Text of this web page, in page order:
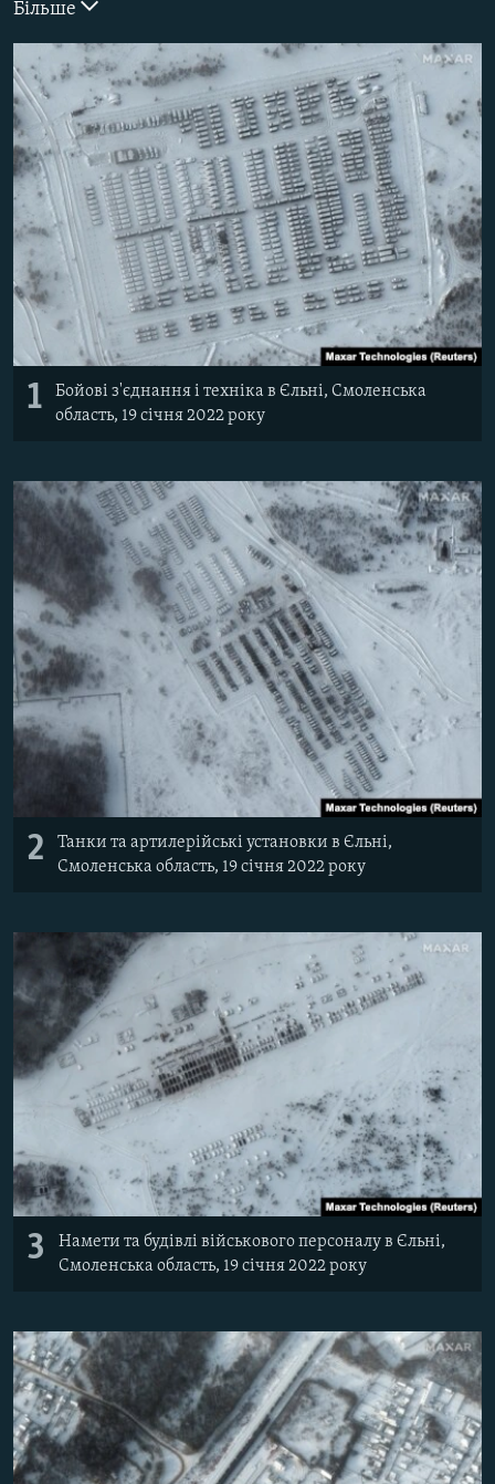
СВІДЧЕННЯ ОКУПАЦІЇ
УКРАЇНСЬКА ПРОБЛЕМА КРИМУ
ІНФОГРАФІКА
Русский
Qırımtatar
ДОЛУЧАЙСЯ!
Усі сайти RFE/RL
Більше
1
Бойові з'єднання і техніка в Єльні, Смоленська
область, 19 січня 2022 року
2
Танки та артилерійські установки в Єльні,
Смоленська область, 19 січня 2022 року
3
Намети та будівлі військового персоналу в Єльні,
Смоленська область, 19 січня 2022 року